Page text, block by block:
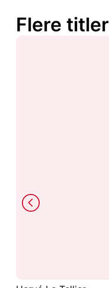
Flere titler